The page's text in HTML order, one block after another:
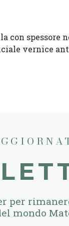
con spessore
vernice
per
mondo